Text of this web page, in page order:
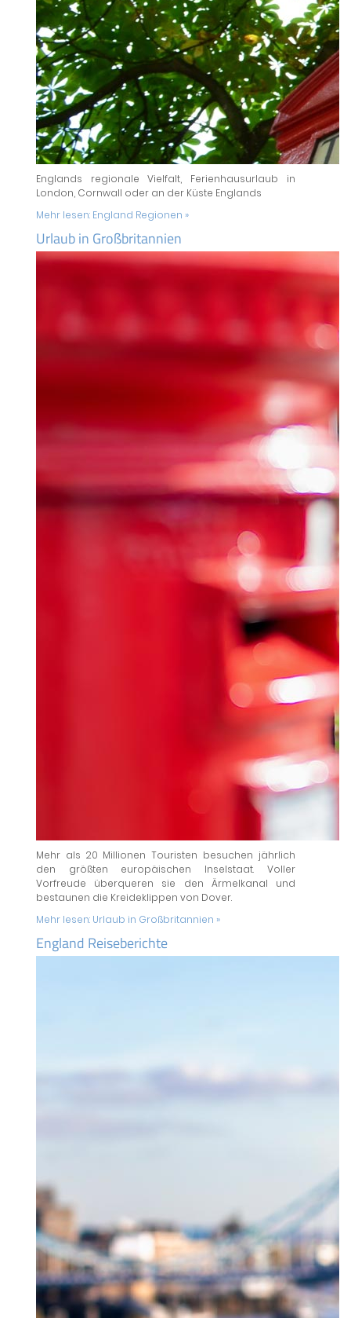
Englands regionale Vielfalt, Ferienhausurlaub in
London, Cornwall oder an der Küste Englands
Mehr lesen: England Regionen »
Urlaub in Großbritannien
Mehr als 20 Millionen Touristen besuchen jährlich
den größten europäischen Inselstaat. Voller
Vorfreude überqueren sie den Ärmelkanal und
bestaunen die Kreideklippen von Dover.
Mehr lesen: Urlaub in Großbritannien »
England Reiseberichte